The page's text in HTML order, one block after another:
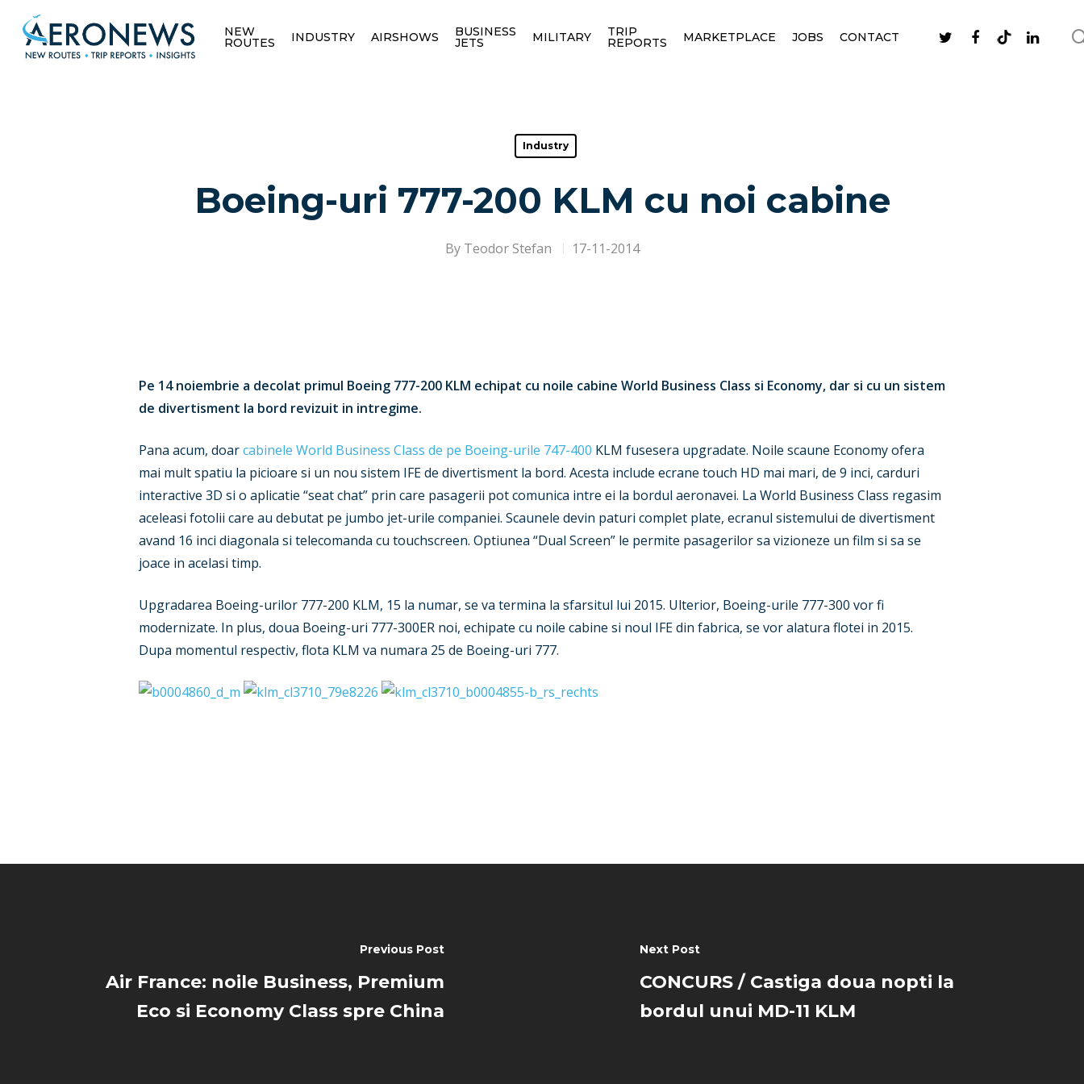
NEW
ROUTES INDUSTRY AIRSHOWS BUSINESS
JETS MILITARY TRIP
REPORTS MARKETPLACE JOBS CONTACT
Industry
Boeing-uri 777-200 KLM cu noi cabine
By Teodor Stefan 17-11-2014
Pe 14 noiembrie a decolat primul Boeing 777-200 KLM echipat cu noile cabine World Business Class si Economy, dar si cu un sistem
de divertisment la bord revizuit in intregime.
Pana acum, doarcabinele World Business Class de pe Boeing-urile 747-400 KLM fusesera upgradate. Noile scaune Economy ofera
mai mult spatiu la picioare si un nou sistem IFE de divertisment la bord. Acesta include ecrane touch HD mai mari, de 9 inci, carduri
interactive 3D si o aplicatie “seat chat” prin care pasagerii pot comunica intre ei la bordul aeronavei. La World Business Class regasim
aceleasi fotolii care au debutat pe jumbo jet-urile companiei. Scaunele devin paturi complet plate, ecranul sistemului de divertisment
avand 16 inci diagonala si telecomanda cu touchscreen. Optiunea “Dual Screen” le permite pasagerilor sa vizioneze un film si sa se
joace in acelasi timp.
Upgradarea Boeing-urilor 777-200 KLM, 15 la numar, se va termina la sfarsitul lui 2015. Ulterior, Boeing-urile 777-300 vor fi
modernizate. In plus, doua Boeing-uri 777-300ER noi, echipate cu noile cabine si noul IFE din fabrica, se vor alatura flotei in 2015.
Dupa momentul respectiv, flota KLM va numara 25 de Boeing-uri 777.
Previous Post
Air France: noile Business, Premium
Eco si Economy Class spre China
Next Post
CONCURS / Castiga doua nopti la
bordul unui MD-11 KLM